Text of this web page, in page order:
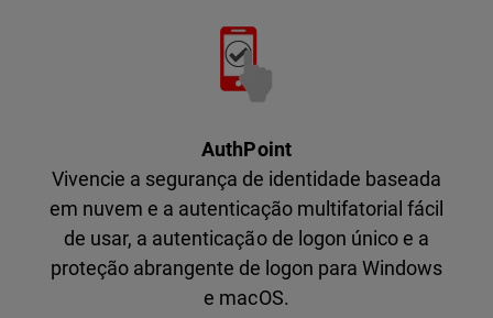
AuthPoint
Vivencie a segurança de identidade baseada
em nuvem e a autenticação multifatorial fácil
de usar, a autenticação de logon único e a
proteção abrangente de logon para Windows
e macOS.